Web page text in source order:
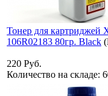
Тонер для картриджей
106R02183 80гр. Black
220 Руб.
Количество на складе: